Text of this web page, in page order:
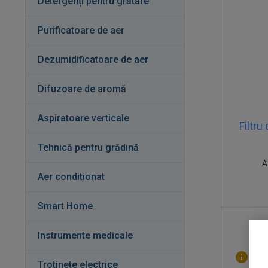
Filtru
Pe
Purificatoare de aer
Dezumidificatoare de aer
Difuzoare de aromă
Aspiratoare verticale
Tehnică pentru grădină
Aer conditionat
Smart Home
Instrumente medicale
Trotinete electrice